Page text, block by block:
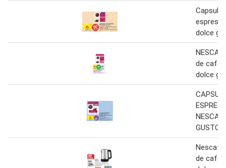
dolce
de café
dolce
GUSTO
de café